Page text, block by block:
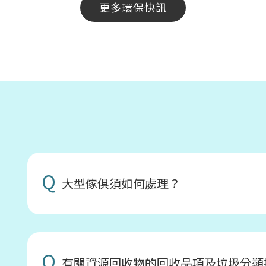
更多環保快訊
Q 大型傢俱須如何處理？
Q